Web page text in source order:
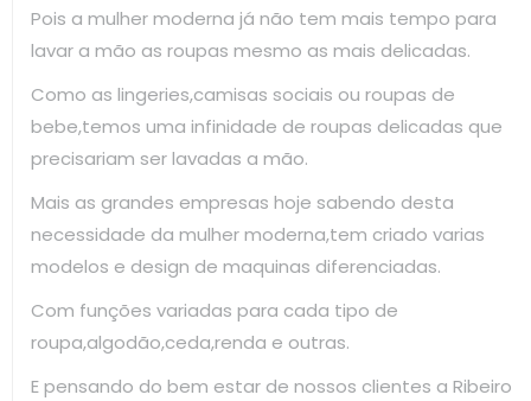
Pois a mulher moderna já não tem mais tempo para
lavar a mão as roupas mesmo as mais delicadas.
Como as lingeries,camisas sociais ou roupas de
bebe,temos uma infinidade de roupas delicadas que
precisariam ser lavadas a mão.
Mais as grandes empresas hoje sabendo desta
necessidade da mulher moderna,tem criado varias
modelos e design de maquinas diferenciadas.
Com funções variadas para cada tipo de
roupa,algodão,ceda,renda e outras.
E pensando do bem estar de nossos clientes a Ribeiro